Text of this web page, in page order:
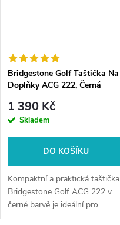
Bridgestone Golf Taštička Na
Doplňky ACG 222, Černá
1 390 Kč
Skladem
DO KOŠÍKU
Kompaktní a praktická taštička
Bridgestone Golf ACG 222 v
černé barvě je ideální pro
přehledné uložení golfových